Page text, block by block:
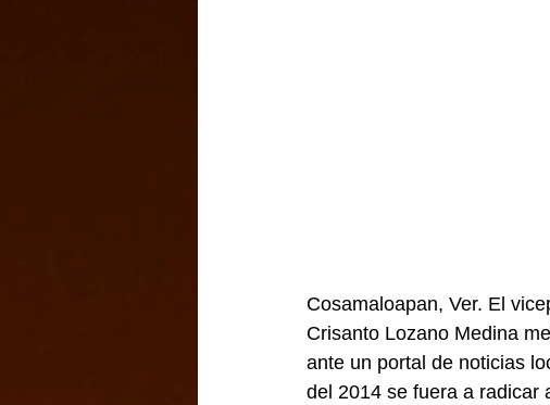
Cosamaloapan, Ver. El
Crisanto Lozano Medina
ante un portal de noticias
del 2014 se fuera a radicar